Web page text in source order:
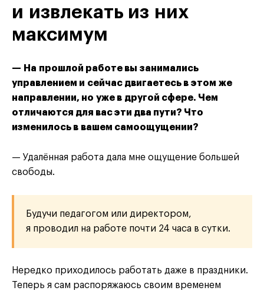
и извлекать из них
максимум
— На прошлой работе вы занимались
управлением и сейчас двигаетесь в этом же
направлении, но уже в другой сфере. Чем
отличаются для вас эти два пути? Что
изменилось в вашем самоощущении?
— Удалённая работа дала мне ощущение большей
свободы.
Будучи педагогом или директором,
я проводил на работе почти 24 часа в сутки.
Нередко приходилось работать даже в праздники.
Теперь я сам распоряжаюсь своим временем